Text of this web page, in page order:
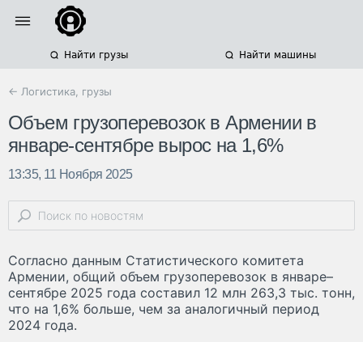
Найти грузы Найти машины
← Логистика, грузы
Объем грузоперевозок в Армении в
январе-сентябре вырос на 1,6%
13:35, 11 Ноября 2025
Согласно данным Статистического комитета
Армении, общий объем грузоперевозок в январе–
сентябре 2025 года составил 12 млн 263,3 тыс. тонн,
что на 1,6% больше, чем за аналогичный период
2024 года.